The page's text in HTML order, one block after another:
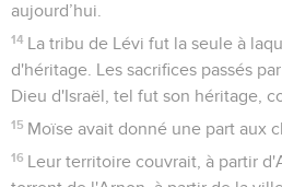
aujourd’hui.
14 La tribu de Lévi fut la seule à
d'héritage. Les sacrifices passés
Dieu d'Israël, tel fut son héritage,
15 Moïse avait donné une part aux
16 Leur territoire couvrait, à partir